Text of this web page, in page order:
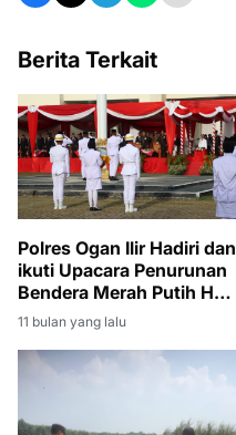
Berita Terkait
Polres Ogan Ilir Hadiri dan
ikuti Upacara Penurunan
Bendera Merah Putih HUT
RI ke-80 di Tanjung Senai
11 bulan yang lalu